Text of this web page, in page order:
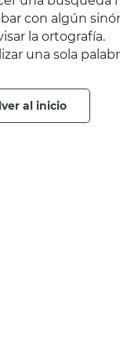
con algún
la ortografía.
una sola
al inicio